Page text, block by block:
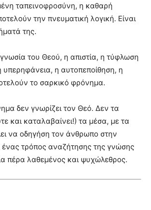
ταπεινοφροσύνη, η καθαρή
την πνευματική λογική. Είναι
της.
του Θεού, η απιστία, η τύφλωση
υπερηφάνεια, η αυτοπεποίθηση, η
το σαρκικό φρόνημα.
δεν γνωρίζει τον Θεό. Δεν τα
και καταλαβαίνει!) τα μέσα, με τα
να οδηγήση τον άνθρωπο στην
ένας τρόπος αναζήτησης της γνώσης
πέρα λαθεμένος και ψυχώλεθρος.